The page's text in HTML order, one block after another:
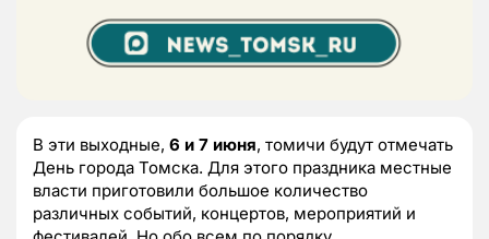
В эти выходные, 6 и 7 июня, томичи будут отмечать
День города Томска. Для этого праздника местные
власти приготовили большое количество
различных событий, концертов, мероприятий и